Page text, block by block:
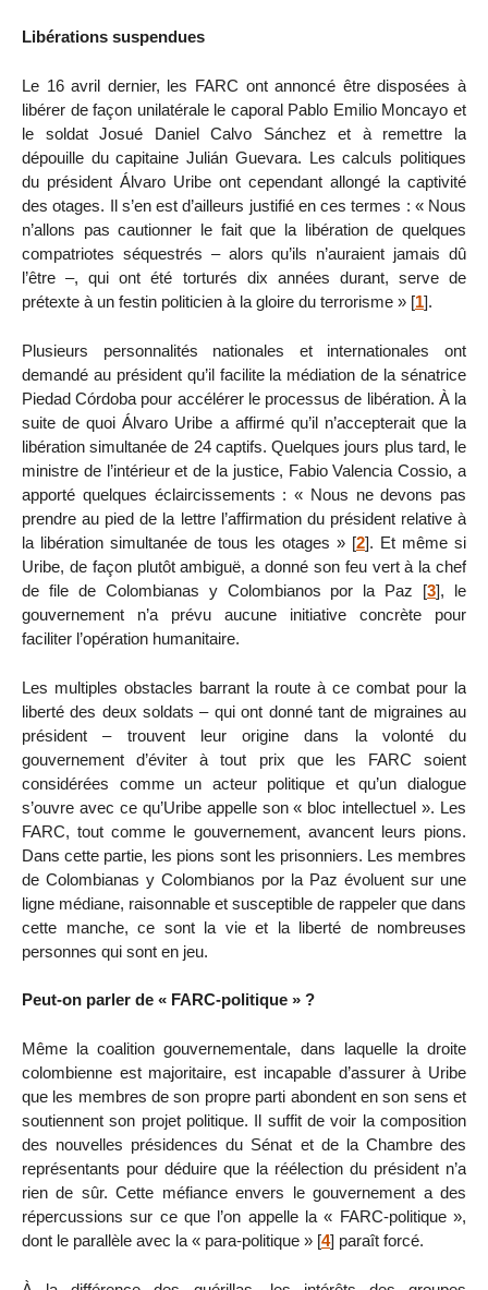
Libérations suspendues
Le 16 avril dernier, les FARC ont annoncé être disposées à
libérer de façon unilatérale le caporal Pablo Emilio Moncayo et
le soldat Josué Daniel Calvo Sánchez et à remettre la
dépouille du capitaine Julián Guevara. Les calculs politiques
du président Álvaro Uribe ont cependant allongé la captivité
des otages. Il s’en est d’ailleurs justifié en ces termes : « Nous
n’allons pas cautionner le fait que la libération de quelques
compatriotes séquestrés – alors qu’ils n’auraient jamais dû
l’être –, qui ont été torturés dix années durant, serve de
prétexte à un festin politicien à la gloire du terrorisme » [1].
Plusieurs personnalités nationales et internationales ont
demandé au président qu’il facilite la médiation de la sénatrice
Piedad Córdoba pour accélérer le processus de libération. À la
suite de quoi Álvaro Uribe a affirmé qu’il n’accepterait que la
libération simultanée de 24 captifs. Quelques jours plus tard, le
ministre de l’intérieur et de la justice, Fabio Valencia Cossio, a
apporté quelques éclaircissements : « Nous ne devons pas
prendre au pied de la lettre l’affirmation du président relative à
la libération simultanée de tous les otages » [2]. Et même si
Uribe, de façon plutôt ambiguë, a donné son feu vert à la chef
de file de Colombianas y Colombianos por la Paz [3], le
gouvernement n’a prévu aucune initiative concrète pour
faciliter l’opération humanitaire.
Les multiples obstacles barrant la route à ce combat pour la
liberté des deux soldats – qui ont donné tant de migraines au
président – trouvent leur origine dans la volonté du
gouvernement d’éviter à tout prix que les FARC soient
considérées comme un acteur politique et qu’un dialogue
s’ouvre avec ce qu’Uribe appelle son « bloc intellectuel ». Les
FARC, tout comme le gouvernement, avancent leurs pions.
Dans cette partie, les pions sont les prisonniers. Les membres
de Colombianas y Colombianos por la Paz évoluent sur une
ligne médiane, raisonnable et susceptible de rappeler que dans
cette manche, ce sont la vie et la liberté de nombreuses
personnes qui sont en jeu.
Peut-on parler de « FARC-politique » ?
Même la coalition gouvernementale, dans laquelle la droite
colombienne est majoritaire, est incapable d’assurer à Uribe
que les membres de son propre parti abondent en son sens et
soutiennent son projet politique. Il suffit de voir la composition
des nouvelles présidences du Sénat et de la Chambre des
représentants pour déduire que la réélection du président n’a
rien de sûr. Cette méfiance envers le gouvernement a des
répercussions sur ce que l’on appelle la « FARC-politique »,
dont le parallèle avec la « para-politique » [4] paraît forcé.